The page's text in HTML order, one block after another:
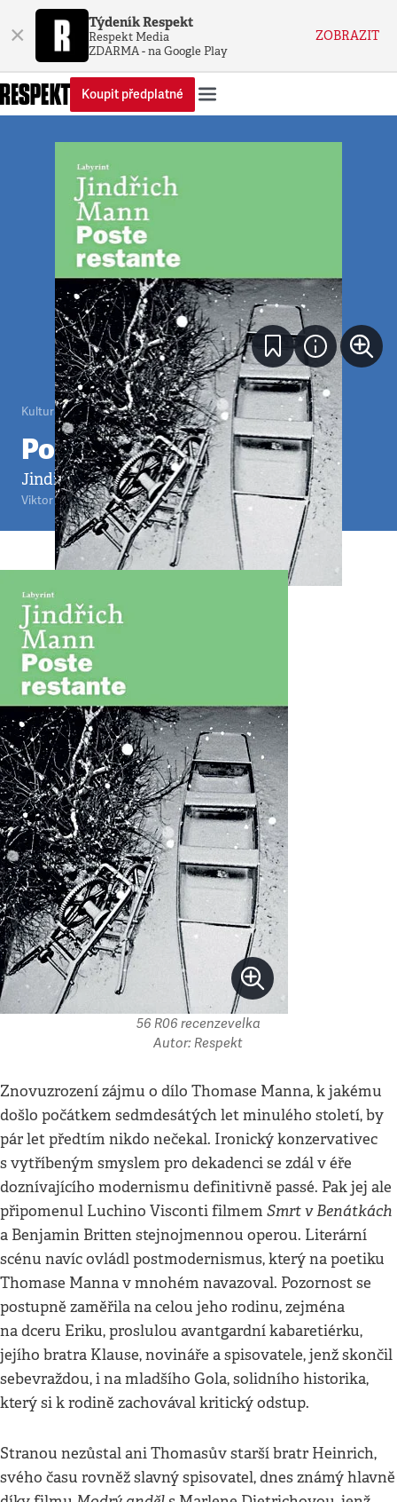
× Týdeník Respekt
Respekt Media
ZDARMA - na Google Play
ZOBRAZIT
Koupit předplatné
Kultura•3. 2. 2013•6minut
Poste restante
Jindřich Mann
Viktor Šlajchrt
56 R06 recenzevelka
Autor: Respekt
Znovuzrození zájmu o dílo Thomase Manna, k jakému
došlo počátkem sedmdesátých let minulého století, by
pár let předtím nikdo nečekal. Ironický konzervativec
s vytříbeným smyslem pro dekadenci se zdál v éře
doznívajícího modernismu definitivně passé. Pak jej ale
připomenul Luchino Visconti filmem Smrt v Benátkách
a Benjamin Britten stejnojmennou operou. Literární
scénu navíc ovládl postmodernismus, který na poetiku
Thomase Manna v mnohém navazoval. Pozornost se
postupně zaměřila na celou jeho rodinu, zejména
na dceru Eriku, proslulou avantgardní kabaretiérku,
jejího bratra Klause, novináře a spisovatele, jenž skončil
sebevraždou, i na mladšího Gola, solidního historika,
který si k rodině zachovával kritický odstup.
Stranou nezůstal ani Thomasův starší bratr Heinrich,
svého času rovněž slavný spisovatel, dnes známý hlavně